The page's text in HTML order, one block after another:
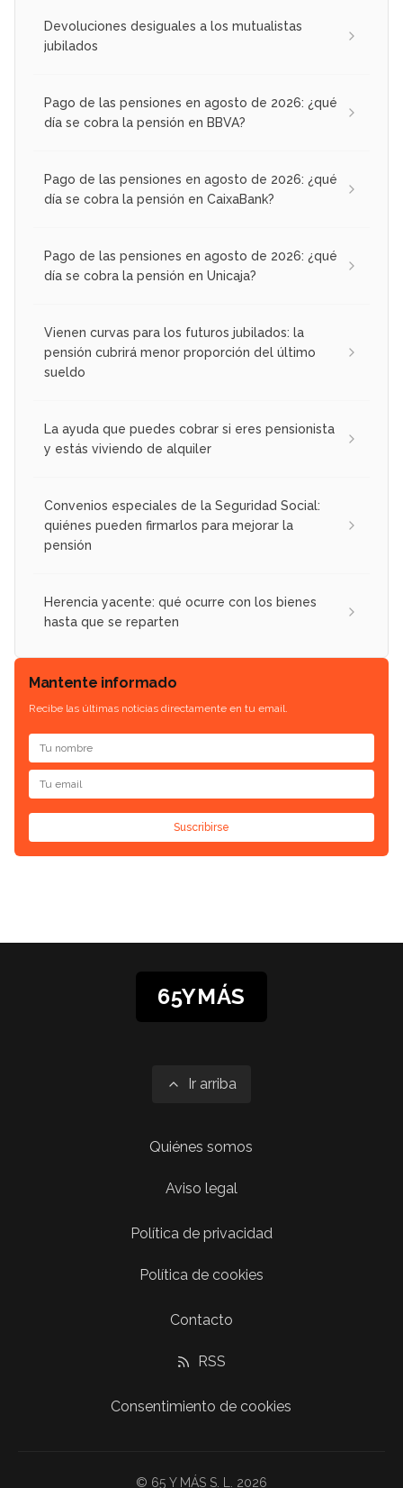
Devoluciones desiguales a los mutualistas
jubilados
Pago de las pensiones en agosto de 2026: ¿qué
día se cobra la pensión en BBVA?
Pago de las pensiones en agosto de 2026: ¿qué
día se cobra la pensión en CaixaBank?
Pago de las pensiones en agosto de 2026: ¿qué
día se cobra la pensión en Unicaja?
Vienen curvas para los futuros jubilados: la
pensión cubrirá menor proporción del último
sueldo
La ayuda que puedes cobrar si eres pensionista
y estás viviendo de alquiler
Convenios especiales de la Seguridad Social:
quiénes pueden firmarlos para mejorar la
pensión
Herencia yacente: qué ocurre con los bienes
hasta que se reparten
Mantente informado
Recibe las últimas noticias directamente en tu email.
Suscribirse
65YMÁS
Ir arriba
Quiénes somos
Aviso legal
Política de privacidad
Política de cookies
Contacto
RSS
Consentimiento de cookies
© 65 Y MÁS S. L. 2026